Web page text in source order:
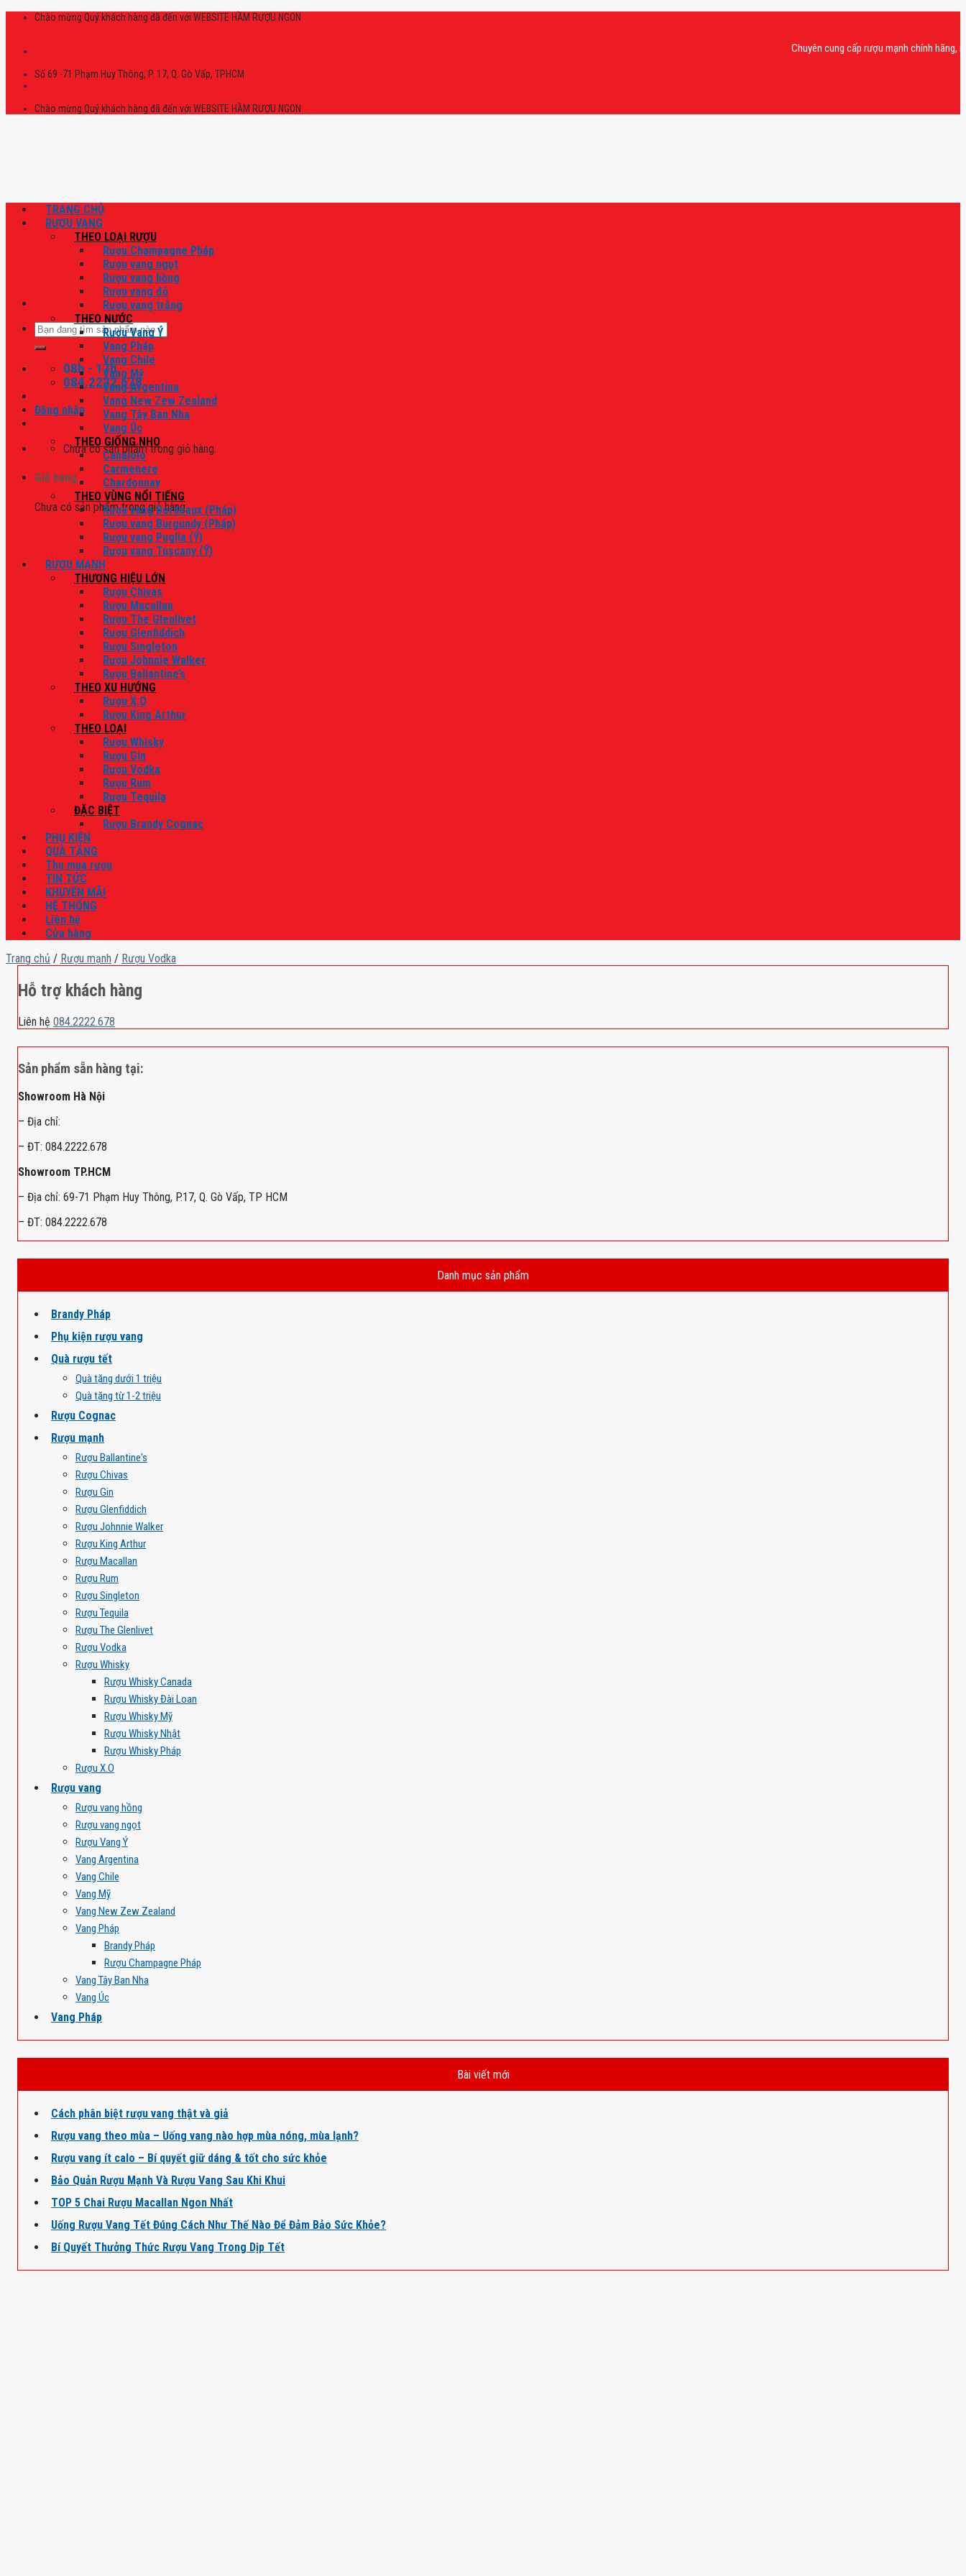
Skip
Chào mừng Quý khách hàng đã đến với WEBSITE HẦM RƯỢU NGON
Chuyên cung cấp rượu mạnh chính hãng, rượu
Số 69 -71 Phạm Huy Thông, P. 17, Q. Gò Vấp, TPHCM
Chào mừng Quý khách hàng đã đến với WEBSITE HẦM RƯỢU NGON
Tìm
kiếm:
08h - 17h
084.2222.678
Đăng nhập
Chưa có sản phẩm trong giỏ hàng.
Giỏ hàng
Chưa có sản phẩm trong giỏ hàng.
TRANG CHỦ
RƯỢU VANG
THEO LOẠI RƯỢU
Rượu Champagne Pháp
Rượu vang ngọt
Rượu vang hồng
Rượu vang đỏ
Rượu vang trắng
THEO NƯỚC
Rượu Vang Ý
Vang Pháp
Vang Chile
Vang Mỹ
Vang Argentina
Vang New Zew Zealand
Vang Tây Ban Nha
Vang Úc
THEO GIỐNG NHO
Canaiolo
Carmenere
Chardonnay
THEO VÙNG NỔI TIẾNG
Rượu vang Bordeaux (Pháp)
Rượu vang Burgundy (Pháp)
Rượu vang Puglia (Ý)
Rượu vang Tuscany (Ý)
RƯỢU MẠNH
THƯƠNG HIỆU LỚN
Rượu Chivas
Rượu Macallan
Rượu The Glenlivet
Rượu Glenfiddich
Rượu Singleton
Rượu Johnnie Walker
Rượu Ballantine’s
THEO XU HƯỚNG
Rượu X.O
Rượu King Arthur
THEO LOẠI
Rượu Whisky
Rượu Gin
Rượu Vodka
Rượu Rum
Rượu Tequila
ĐẶC BIỆT
Rượu Brandy Cognac
PHỤ KIỆN
QUÀ TẶNG
Thu mua rượu
TIN TỨC
KHUYẾN MÃI
HỆ THỐNG
Liên hệ
Cửa hàng
Trang chủ / Rượu mạnh / Rượu Vodka
Hỗ trợ khách hàng
Liên hệ 084.2222.678
Sản phẩm sẵn hàng tại:
Showroom Hà Nội
– Địa chỉ:
– ĐT: 084.2222.678
Showroom TP.HCM
– Địa chỉ: 69-71 Phạm Huy Thông, P.17, Q. Gò Vấp, TP HCM
– ĐT: 084.2222.678
Danh mục sản phẩm
Brandy Pháp
Phụ kiện rượu vang
Quà rượu tết
Quà tặng dưới 1 triệu
Quà tặng từ 1-2 triệu
Rượu Cognac
Rượu mạnh
Rượu Ballantine's
Rượu Chivas
Rượu Gin
Rượu Glenfiddich
Rượu Johnnie Walker
Rượu King Arthur
Rượu Macallan
Rượu Rum
Rượu Singleton
Rượu Tequila
Rượu The Glenlivet
Rượu Vodka
Rượu Whisky
Rượu Whisky Canada
Rượu Whisky Đài Loan
Rượu Whisky Mỹ
Rượu Whisky Nhật
Rượu Whisky Pháp
Rượu X.O
Rượu vang
Rượu vang hồng
Rượu vang ngọt
Rượu Vang Ý
Vang Argentina
Vang Chile
Vang Mỹ
Vang New Zew Zealand
Vang Pháp
Brandy Pháp
Rượu Champagne Pháp
Vang Tây Ban Nha
Vang Úc
Vang Pháp
Bài viết mới
Cách phân biệt rượu vang thật và giả
Rượu vang theo mùa – Uống vang nào hợp mùa nóng, mùa lạnh?
Rượu vang ít calo – Bí quyết giữ dáng & tốt cho sức khỏe
Bảo Quản Rượu Mạnh Và Rượu Vang Sau Khi Khui
TOP 5 Chai Rượu Macallan Ngon Nhất
Uống Rượu Vang Tết Đúng Cách Như Thế Nào Để Đảm Bảo Sức Khỏe?
Bí Quyết Thưởng Thức Rượu Vang Trong Dịp Tết